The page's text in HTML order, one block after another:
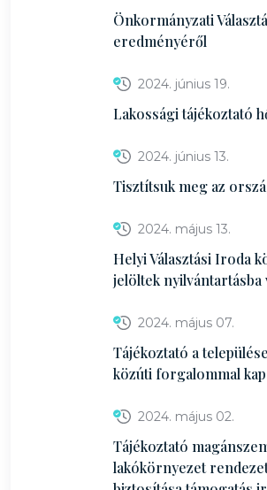
Önkormányzati
eredményéről
2024. június 19.
Lakossági tájékoztató
2024. június 13.
Tisztítsuk meg az
2024. május 13.
Helyi Választási Iroda
jelöltek nyilvántartásba
2024. május 07.
Tájékoztató a
közúti forgalommal
2024. május 02.
Tájékoztató
lakókörnyezet